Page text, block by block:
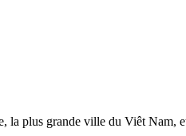
la plus grande ville du Viêt Nam,